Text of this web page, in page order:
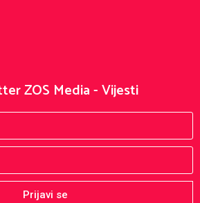
ZOS Media - Vijesti
Prijavi se